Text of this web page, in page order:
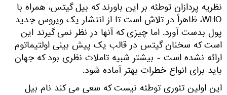
نظریه پردازان توطئه بر این باورند که بیل گیتس، همراه با
WHO، ظاهراً در تلاش است تا از انتشار یک ویروس جدید
پول بدست آورد. اما چیزی که آنها در نظر نمی گیرند این
است که سخنان گیتس در قالب یک پیش بینی اولتیماتوم
ارائه نشده است - بیشتر شبیه تاملات نظری بود که جهان
باید برای انواع خطرات بهتر آماده شود.
این اولین تئوری توطئه نیست که سعی می کند نام بیل